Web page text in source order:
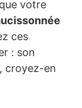
votre
ces
: son
croyez-en